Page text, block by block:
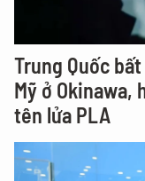
Trung Quốc
Mỹ ở Okinawa,
tên lửa PLA